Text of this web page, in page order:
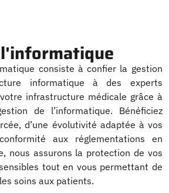
consiste à confier la gestion
informatique à des experts
infrastructure médicale grâce à
de l’informatique. Bénéficiez
d’une évolutivité adaptée à vos
aux réglementations en
nous assurons la protection de vos
tout en vous permettant de
soins aux patients.